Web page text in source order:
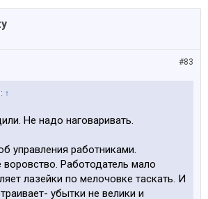
#83
↑
Не надо наговаривать.
управления работниками.
Работодатель мало
лазейки по мелочовке таскать. И
убытки не велики и